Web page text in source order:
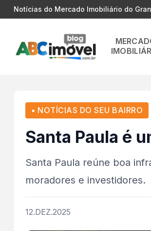
Notícias do Mercado Imobiliário do
▪ NOTÍCIAS DO SEU BAIRRO
Santa Paula é
Santa Paula reúne boa
moradores e investidores.
12.DEZ.2025